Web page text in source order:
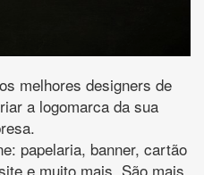
melhores designers de
a logomarca da sua
papelaria, banner, cartão
e muito mais. São mais